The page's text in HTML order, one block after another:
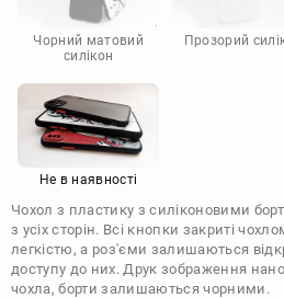
Чорний матовий
силікон
Прозорий
Не в наявності
Чохол з пластику з силіконовими
з усіх сторін. Всі кнопки закриті
легкістю, а роз'єми залишаються
доступу до них. Друк зображення
чохла, борти залишаються чорними.